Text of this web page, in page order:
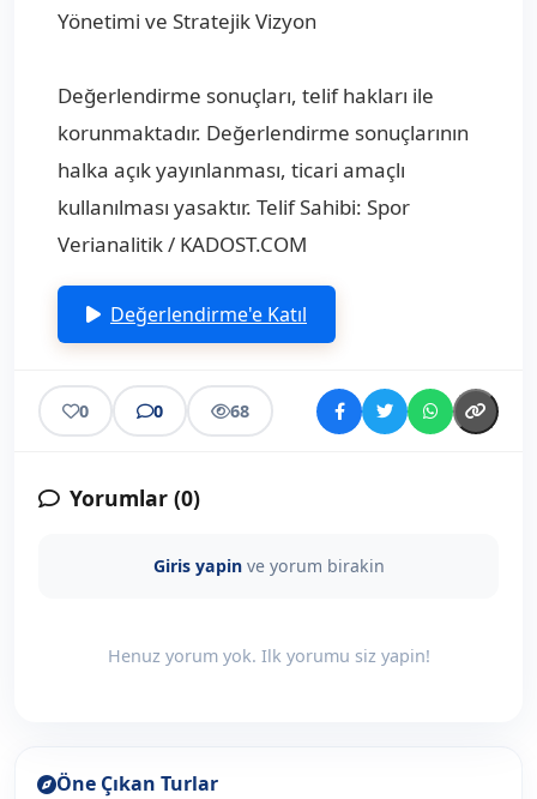
Yönetimi ve Stratejik Vizyon
Değerlendirme sonuçları, telif hakları ile
korunmaktadır. Değerlendirme sonuçlarının
halka açık yayınlanması, ticari amaçlı
kullanılması yasaktır. Telif Sahibi: Spor
Verianalitik / KADOST.COM
Değerlendirme'e Katıl
0 0 68
Yorumlar (0)
Giris yapinve yorum birakin
Henuz yorum yok. Ilk yorumu siz yapin!
Öne Çıkan Turlar